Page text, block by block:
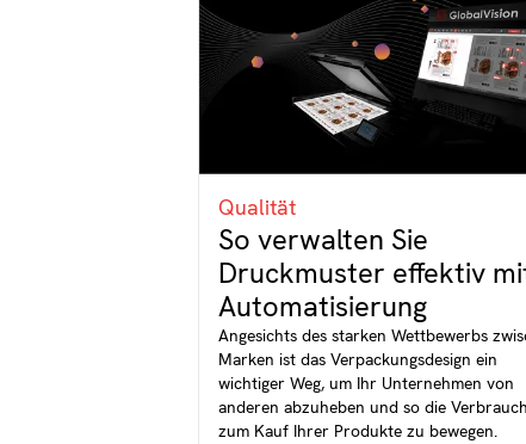
Qualität
So verwalten Sie
Druckmuster effektiv
Automatisierung
Angesichts des starken Wettbewerbs
Marken ist das Verpackungsdesign ein
wichtiger Weg, um Ihr Unternehmen von
anderen abzuheben und so die
zum Kauf Ihrer Produkte zu bewegen.